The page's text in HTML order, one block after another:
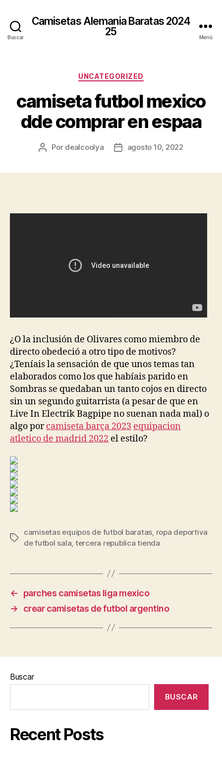
Buscar
Camisetas Alemania Baratas 2024
25
Menú
Categorías
UNCATEGORIZED
camiseta futbol mexico
dde comprar en espaa
Autor
Por dealcoolya
Fechaagosto 10, 2022
¿O la inclusión de Olivares como miembro de
directo obedeció a otro tipo de motivos?
¿Teníais la sensación de que unos temas tan
elaborados como los que habíais parido en
Sombras se quedaban un tanto cojos en directo
sin un segundo guitarrista (a pesar de que en
Live In Electrik Bagpipe no suenan nada mal) o
algo porcamiseta barça 2023 equipacion
atletico de madrid 2022 el estilo?
Etiquetas
camisetas equipos de futbol baratas ropa deportiva
de futbol sala tercera republica tienda
←
parches camisetas liga mexico
→
crear camisetas de futbol argentino
Buscar
BUSCAR
Recent Posts